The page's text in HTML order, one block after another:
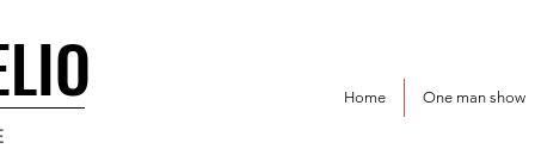
Home One man show